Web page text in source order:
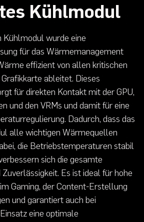
Kühlmodul
wurde eine
für das Wärmemanagement
effizient von allen kritischen
ableitet. Dieses
für direkten Kontakt mit der GPU,
und den VRMs und damit für eine
Dadurch, dass das
alle wichtigen Wärmequellen
die Betriebstemperaturen stabil
sich die gesamte
Es ist ideal für hohe
Gaming, der Content-Erstellung
und garantiert auch bei
eine optimale